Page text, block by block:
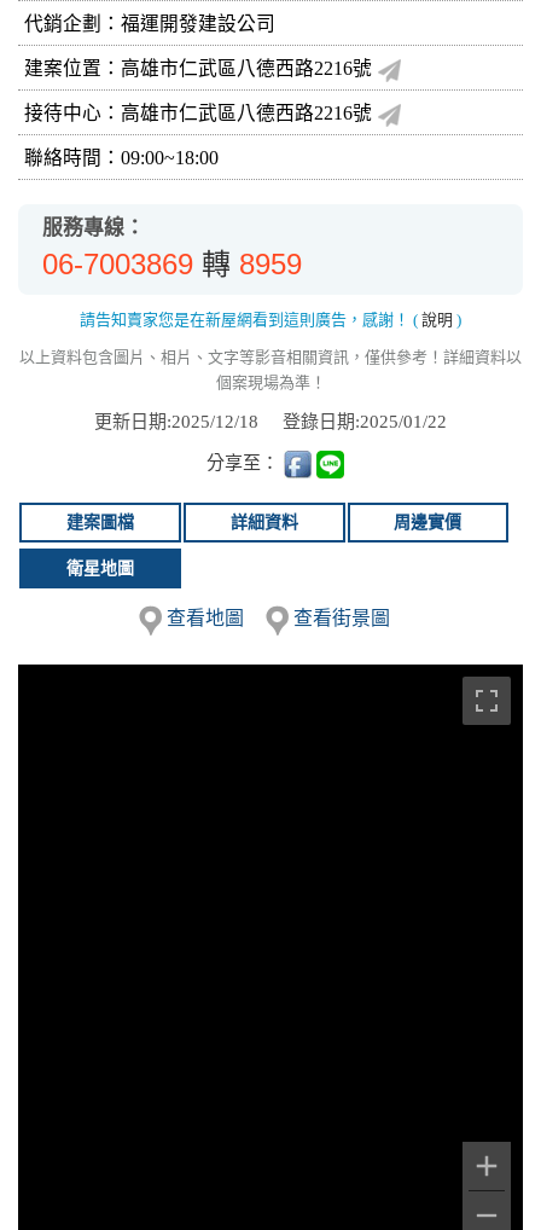
代銷企劃：福運開發建設公司
建案位置：高雄市仁武區八德西路2216號
接待中心：高雄市仁武區八德西路2216號
聯絡時間：09:00~18:00
服務專線：
06-7003869 轉 8959
請告知賣家您是在新屋網看到這則廣告，感謝！ ( 說明 )
以上資料包含圖片、相片、文字等影音相關資訊，僅供參考！詳細資料以
個案現場為準！
更新日期:2025/12/18 登錄日期:2025/01/22
分享至：
建案圖檔 詳細資料 周邊實價
衛星地圖
查看地圖 查看街景圖